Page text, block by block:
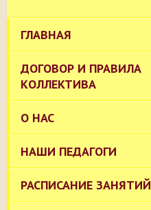
ГЛАВНАЯ
ДОГОВОР И ПРАВИЛА
КОЛЛЕКТИВА
О НАС
НАШИ ПЕДАГОГИ
РАСПИСАНИЕ ЗАНЯТИЙ